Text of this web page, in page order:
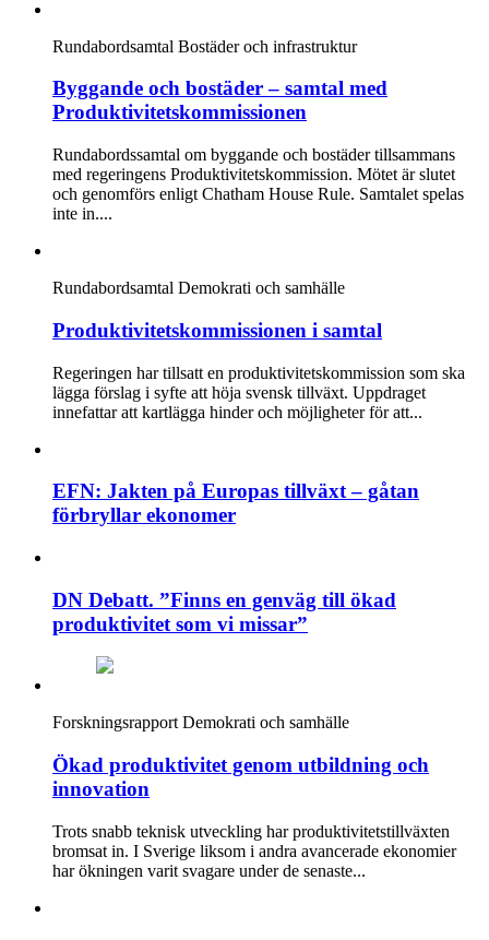
Rundabordsamtal Bostäder och infrastruktur
Byggande och bostäder – samtal med
Produktivitetskommissionen
Rundabordssamtal om byggande och bostäder tillsammans
med regeringens Produktivitetskommission. Mötet är slutet
och genomförs enligt Chatham House Rule. Samtalet spelas
inte in....
Rundabordsamtal Demokrati och samhälle
Produktivitetskommissionen i samtal
Regeringen har tillsatt en produktivitetskommission som ska
lägga förslag i syfte att höja svensk tillväxt. Uppdraget
innefattar att kartlägga hinder och möjligheter för att...
EFN: Jakten på Europas tillväxt – gåtan
förbryllar ekonomer
DN Debatt. ”Finns en genväg till ökad
produktivitet som vi missar”
Forskningsrapport Demokrati och samhälle
Ökad produktivitet genom utbildning och
innovation
Trots snabb teknisk utveckling har produktivitetstillväxten
bromsat in. I Sverige liksom i andra avancerade ekonomier
har ökningen varit svagare under de senaste...